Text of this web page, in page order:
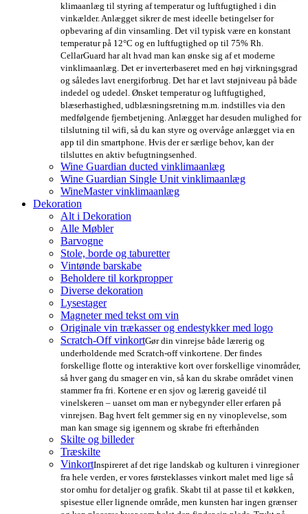
klimaanlæg til styring af temperatur og luftfugtighed i din
vinkælder. Anlægget sikrer de mest ideelle betingelser for
opbevaring af din vinsamling. Det vil typisk være en konstant
temperatur på 12°C og en luftfugtighed op til 75% Rh.
CellarGuard har alt hvad man kan ønske sig af et moderne
vinklimaanlæg. Det er inverterbaseret med en høj virkningsgrad
og således lavt energiforbrug. Det har et lavt støjniveau på både
indedel og udedel. Ønsket temperatur og luftfugtighed,
blæserhastighed, udblæsningsretning m.m. indstilles via den
medfølgende fjernbetjening. Anlægget har desuden mulighed for
tilslutning til wifi, så du kan styre og overvåge anlægget via en
app til din smartphone. Hvis der er særlige behov, kan der
tilsluttes en aktiv befugtningsenhed.
Wine Guardian ducted vinklimaanlæg
Wine Guardian Single Unit vinklimaanlæg
WineMaster vinklimaanlæg
Dekoration
Alt i Dekoration
Alle Møbler
Barvogne
Stole, borde og taburetter
Vintønde barskabe
Beholdere til korkpropper
Diverse dekoration
Lysestager
Magneter med tekst om vin
Originale vin trækasser og endestykker med logo
Scratch-Off vinkortGør din vinrejse både lærerig og
underholdende med Scratch-off vinkortene. Der findes
forskellige flotte og interaktive kort over forskellige vinområder,
så hver gang du smager en vin, så kan du skrabe området vinen
stammer fra fri. Kortene er en sjov og lærerig gaveidé til
vinelskeren – uanset om man er nybegynder eller erfaren på
vinrejsen. Bag hvert felt gemmer sig en ny vinoplevelse, som
man kan smage sig igennem og skrabe fri efterhånden
Skilte og billeder
Træskilte
VinkortInspireret af det rige landskab og kulturen i vinregioner
fra hele verden, er vores førsteklasses vinkort malet med lige så
stor omhu for detaljer og grafik. Skabt til at passe til et køkken,
spisestue eller lignende område, men kunsten har ingen grænser